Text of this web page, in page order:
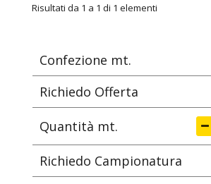
ARTICOLO colore
ØA
Risultati da 1 a 1 di 1 elementi
Confezione mt.
Richiedo Offerta
Quantità mt.
Richiedo Campionatura